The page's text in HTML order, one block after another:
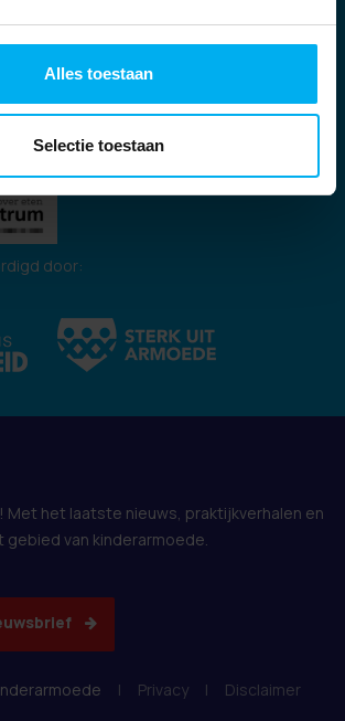
Alles toestaan
Selectie toestaan
door:
Met het laatste nieuws, praktijkverhalen en
van kinderarmoede.
| Privacy |
Disclaimer